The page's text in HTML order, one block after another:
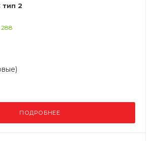
2
288
ПОДРОБНЕЕ